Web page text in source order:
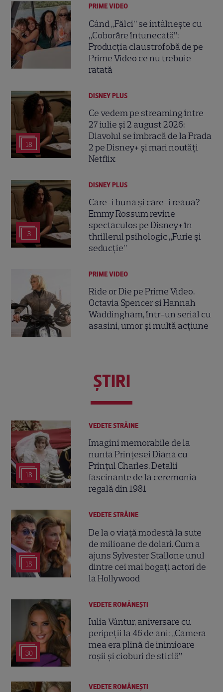
PRIME VIDEO
Când „Fălci” se întâlnește cu
„Coborâre întunecată”:
Producția claustrofobă de pe
Prime Video ce nu trebuie
ratată
18
DISNEY PLUS
Ce vedem pe streaming între
27 iulie și 2 august 2026:
Diavolul se îmbracă de la Prada
2 pe Disney+ și mari noutăți
Netflix
3
DISNEY PLUS
Care-i buna și care-i reaua?
Emmy Rossum revine
spectaculos pe Disney+ în
thrillerul psihologic „Furie și
seducție”
PRIME VIDEO
Ride or Die pe Prime Video.
Octavia Spencer și Hannah
Waddingham, într-un serial cu
asasini, umor și multă acțiune
ŞTIRI
18
VEDETE STRĂINE
Imagini memorabile de la
nunta Prințesei Diana cu
Prințul Charles. Detalii
fascinante de la ceremonia
regală din 1981
15
VEDETE STRĂINE
De la o viață modestă la sute
de milioane de dolari. Cum a
ajuns Sylvester Stallone unul
dintre cei mai bogați actori de
la Hollywood
30
VEDETE ROMÂNEŞTI
Iulia Vântur, aniversare cu
peripeții la 46 de ani: „Camera
mea era plină de inimioare
roșii și cioburi de sticlă”
VEDETE ROMÂNEŞTI